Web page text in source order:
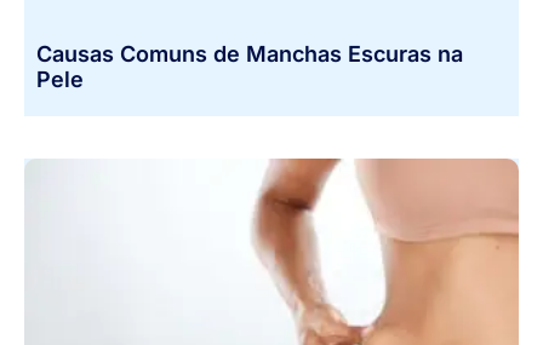
Causas Comuns de Manchas Escuras na
Pele